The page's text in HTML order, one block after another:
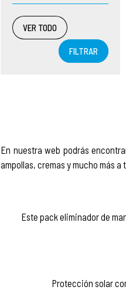
VER TODO
FILTRAR
En nuestra web podrás
ampollas, cremas y mucho más a
Este pack eliminador de
Protección solar